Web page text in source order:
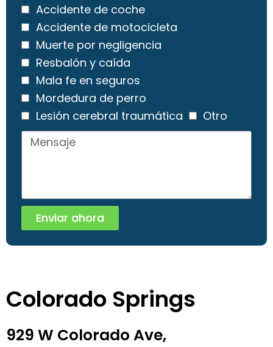
Accidente de coche
Accidente de motocicleta
Muerte por negligencia
Resbalón y caída
Mala fe en seguros
Mordedura de perro
Lesión cerebral traumática
Otro
Enviar ahora
Colorado Springs
929 W Colorado Ave,